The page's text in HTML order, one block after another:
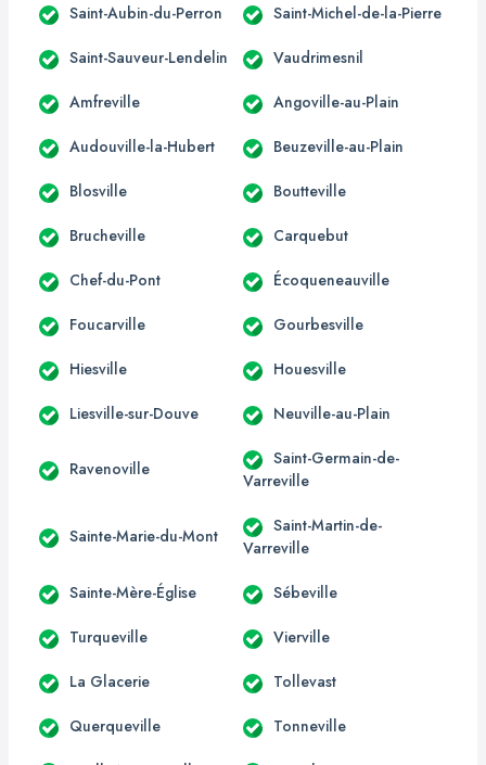
Saint-Aubin-du-Perron Saint-Michel-de-la-Pierre
Saint-Sauveur-Lendelin Vaudrimesnil
Amfreville Angoville-au-Plain
Audouville-la-Hubert Beuzeville-au-Plain
Blosville Boutteville
Brucheville Carquebut
Chef-du-Pont Écoqueneauville
Foucarville Gourbesville
Hiesville Houesville
Liesville-sur-Douve Neuville-au-Plain
Ravenoville
Saint-Germain-de-
Varreville
Sainte-Marie-du-Mont
Saint-Martin-de-
Varreville
Sainte-Mère-Église Sébeville
Turqueville Vierville
La Glacerie Tollevast
Querqueville Tonneville